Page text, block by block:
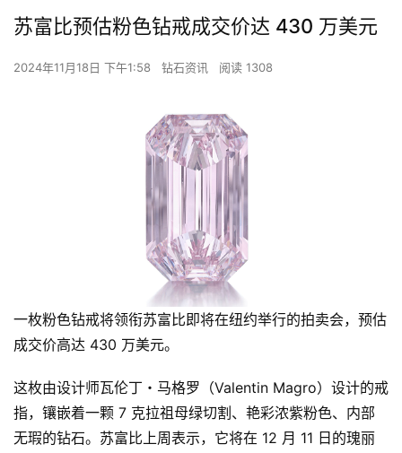
苏富比预估粉色钻戒成交价达 430 万美元
2024年11月18日 下午1:58 钻石资讯 阅读 1308
一枚粉色钻戒将领衔苏富比即将在纽约举行的拍卖会，预估
成交价高达 430 万美元。
这枚由设计师瓦伦丁・马格罗（Valentin Magro）设计的戒
指，镶嵌着一颗 7 克拉祖母绿切割、艳彩浓紫粉色、内部
无瑕的钻石。苏富比上周表示，它将在 12 月 11 日的瑰丽